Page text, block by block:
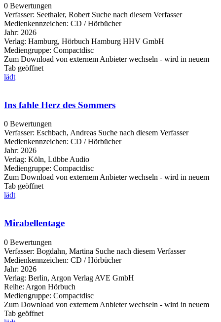
0 Bewertungen
Verfasser: Seethaler, Robert Suche nach diesem Verfasser
Medienkennzeichen: CD / Hörbücher
Jahr: 2026
Verlag: Hamburg, Hörbuch Hamburg HHV GmbH
Mediengruppe: Compactdisc
Zum Download von externem Anbieter wechseln - wird in neuem
Tab geöffnet
lädt
Ins fahle Herz des Sommers
0 Bewertungen
Verfasser: Eschbach, Andreas Suche nach diesem Verfasser
Medienkennzeichen: CD / Hörbücher
Jahr: 2026
Verlag: Köln, Lübbe Audio
Mediengruppe: Compactdisc
Zum Download von externem Anbieter wechseln - wird in neuem
Tab geöffnet
lädt
Mirabellentage
0 Bewertungen
Verfasser: Bogdahn, Martina Suche nach diesem Verfasser
Medienkennzeichen: CD / Hörbücher
Jahr: 2026
Verlag: Berlin, Argon Verlag AVE GmbH
Reihe: Argon Hörbuch
Mediengruppe: Compactdisc
Zum Download von externem Anbieter wechseln - wird in neuem
Tab geöffnet